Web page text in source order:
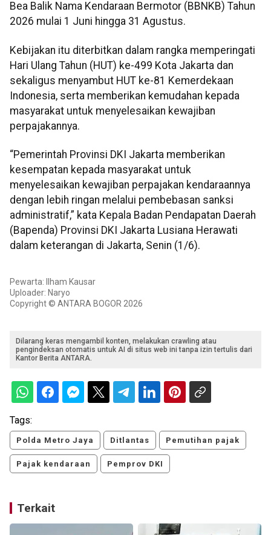
Bea Balik Nama Kendaraan Bermotor (BBNKB) Tahun
2026 mulai 1 Juni hingga 31 Agustus.
Kebijakan itu diterbitkan dalam rangka memperingati
Hari Ulang Tahun (HUT) ke-499 Kota Jakarta dan
sekaligus menyambut HUT ke-81 Kemerdekaan
Indonesia, serta memberikan kemudahan kepada
masyarakat untuk menyelesaikan kewajiban
perpajakannya.
“Pemerintah Provinsi DKI Jakarta memberikan
kesempatan kepada masyarakat untuk
menyelesaikan kewajiban perpajakan kendaraannya
dengan lebih ringan melalui pembebasan sanksi
administratif,” kata Kepala Badan Pendapatan Daerah
(Bapenda) Provinsi DKI Jakarta Lusiana Herawati
dalam keterangan di Jakarta, Senin (1/6).
Pewarta: Ilham Kausar
Uploader: Naryo
Copyright © ANTARA BOGOR 2026
Dilarang keras mengambil konten, melakukan crawling atau
pengindeksan otomatis untuk AI di situs web ini tanpa izin tertulis dari
Kantor Berita ANTARA.
Tags:
Polda Metro Jaya Ditlantas Pemutihan pajak
Pajak kendaraan Pemprov DKI
Terkait